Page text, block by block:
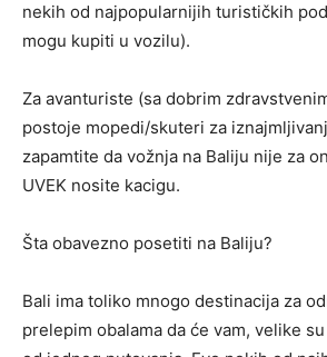
nekih od najpopularnijih turističkih
mogu kupiti u vozilu).
Za avanturiste (sa dobrim
postoje mopedi/skuteri za
zapamtite da vožnja na Baliju nije za
UVEK nosite kacigu.
Šta obavezno posetiti na Baliju?
Bali ima toliko mnogo destinacija za
prelepim obalama da će vam, velike